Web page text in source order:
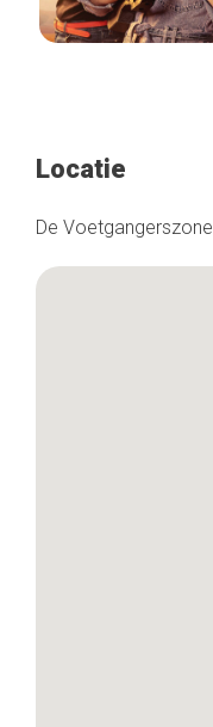
Locatie
De Voetgangerszone